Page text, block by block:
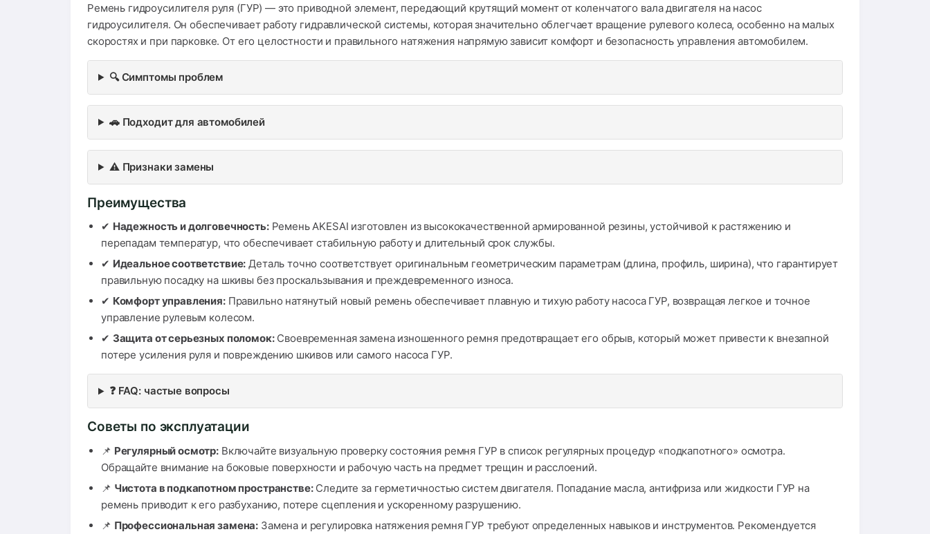
Ремень гидроусилителя руля (ГУР) — это приводной элемент, передающий крутящий момент от коленчатого вала двигателя на насос
гидроусилителя. Он обеспечивает работу гидравлической системы, которая значительно облегчает вращение рулевого колеса, особенно на малых
скоростях и при парковке. От его целостности и правильного натяжения напрямую зависит комфорт и безопасность управления автомобилем.
🔍 Симптомы проблем
🚗 Подходит для автомобилей
⚠️ Признаки замены
Преимущества
✔ Надежность и долговечность:Ремень AKESAI изготовлен из высококачественной армированной резины, устойчивой к растяжению и
перепадам температур, что обеспечивает стабильную работу и длительный срок службы.
✔ Идеальное соответствие: Деталь точно соответствует оригинальным геометрическим параметрам (длина, профиль, ширина), что гарантирует
правильную посадку на шкивы без проскальзывания и преждевременного износа.
✔ Комфорт управления:Правильно натянутый новый ремень обеспечивает плавную и тихую работу насоса ГУР, возвращая легкое и точное
управление рулевым колесом.
✔ Защита от серьезных поломок:Своевременная замена изношенного ремня предотвращает его обрыв, который может привести к внезапной
потере усиления руля и повреждению шкивов или самого насоса ГУР.
❓ FAQ: частые вопросы
Советы по эксплуатации
📌 Регулярный осмотр: Включайте визуальную проверку состояния ремня ГУР в список регулярных процедур «подкапотного» осмотра.
Обращайте внимание на боковые поверхности и рабочую часть на предмет трещин и расслоений.
📌 Чистота в подкапотном пространстве:Следите за герметичностью систем двигателя. Попадание масла, антифриза или жидкости ГУР на
ремень приводит к его разбуханию, потере сцепления и ускоренному разрушению.
📌 Профессиональная замена: Замена и регулировка натяжения ремня ГУР требуют определенных навыков и инструментов. Рекомендуется